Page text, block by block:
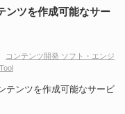
ンツを作成可能なサー
コンテンツ開発 ソフト・エンジ
テンツを作成可能なサービ